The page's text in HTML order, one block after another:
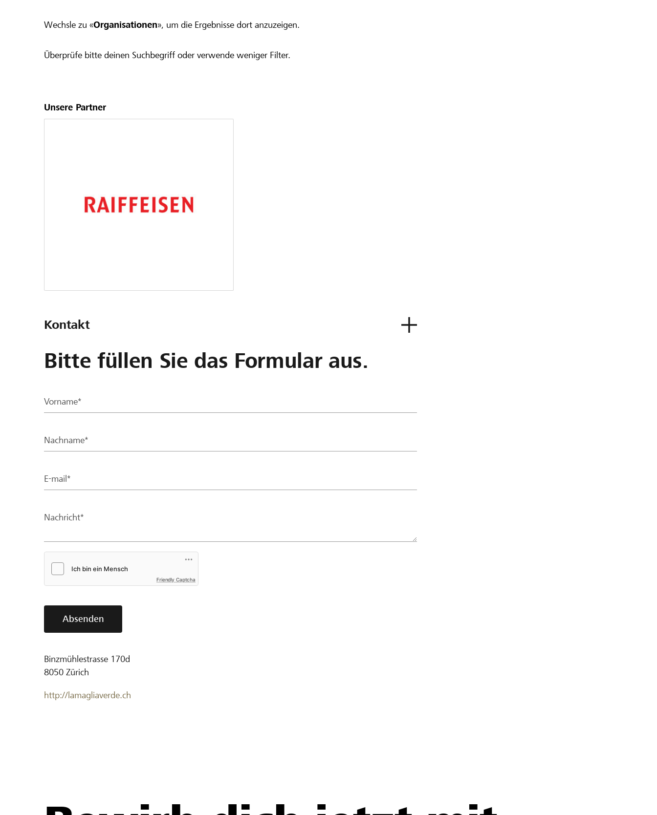
Wechsle zu «Organisationen», um die Ergebnisse dort anzuzeigen.
Überprüfe bitte deinen Suchbegriff oder verwende weniger Filter.
Unsere Partner
Kontakt
Bitte füllen Sie das Formular aus.
Vorname*
Nachname*
E-mail*
Nachricht*
Friendly Captcha
Absenden
Binzmühlestrasse 170d
8050 Zürich
http://lamagliaverde.ch